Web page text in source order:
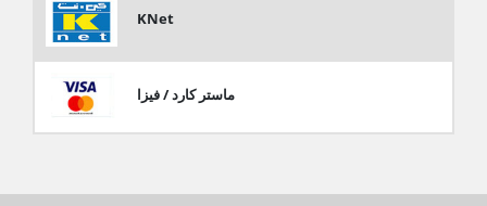
KNet
ماستر كارد / فيزا